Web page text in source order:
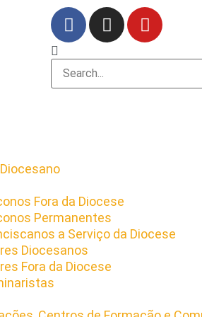
Fora da Diocese
Permanentes
a Serviço da Diocese
Diocesanos
Fora da Diocese